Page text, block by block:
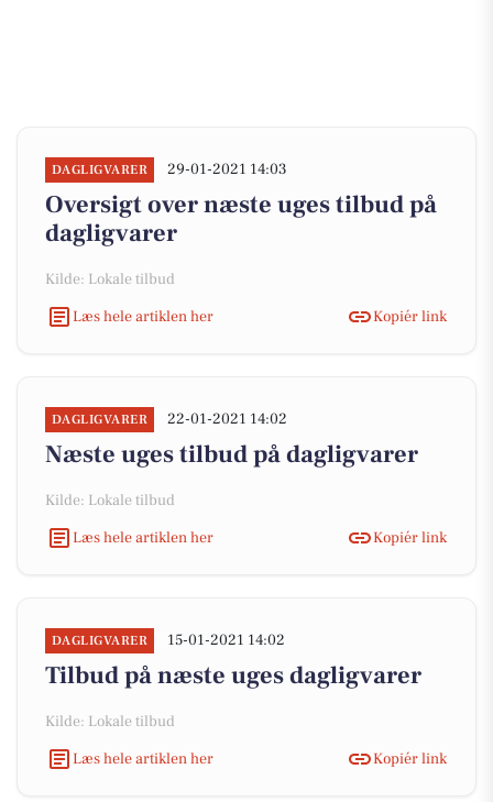
DAGLIGVARER 29-01-2021 14:03
Oversigt over næste uges tilbud på
dagligvarer
Kilde: Lokale tilbud
Læs hele artiklen her
Kopiér link
DAGLIGVARER 22-01-2021 14:02
Næste uges tilbud på dagligvarer
Kilde: Lokale tilbud
Læs hele artiklen her
Kopiér link
DAGLIGVARER 15-01-2021 14:02
Tilbud på næste uges dagligvarer
Kilde: Lokale tilbud
Læs hele artiklen her
Kopiér link